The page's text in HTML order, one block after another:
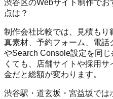
渋谷区のWebサイト制作で
点は？
制作会社比較では、見積も
真素材、予約フォーム、電
やSearch Console設定を同
くても、店舗サイトや採用
金だと総額が変わります。
渋谷駅・道玄坂・宮益坂で